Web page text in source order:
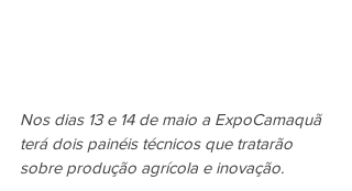
Nos dias 13 e 14 de maio a ExpoCamaquã
terá dois painéis técnicos que tratarão
sobre produção agrícola e inovação.